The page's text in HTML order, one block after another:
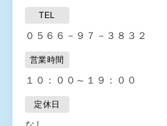
TEL
０５６６－９７－３８３２
営業時間
１０：００～１９：００
定休日